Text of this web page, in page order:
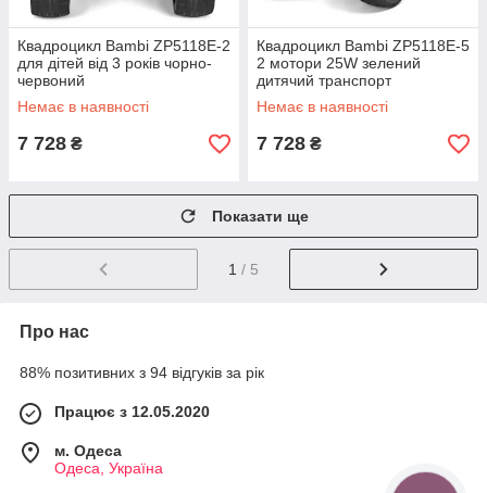
Квадроцикл Bambi ZP5118E-2
для дітей від 3 років чорно-
червоний
Немає в наявності
7 728 ₴
Квадроцикл Bambi ZP5118E-5
2 мотори 25W зелений
дитячий транспорт
Немає в наявності
7 728 ₴
Показати ще
1 / 5
Про нас
88% позитивних з 94 відгуків за рік
Працює з 12.05.2020
м. Одеса
Одеса, Україна